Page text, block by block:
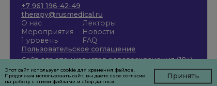
+7 961 196-42-49
therapy@rusmedical.ru
О нас
Мероприятия
1 уровень
Лекторы
Новости
FAQ
Пользовательское соглашение
Сайт для специалистов здравоохранения (18+)
Этот сайт использует cookie для хранения файлов.
Продолжая использовать сайт, вы даете свое согласие
на работу с этими файлами и сбор данных.
Принять